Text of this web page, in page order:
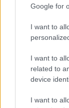
Google for
I want to
I want to
related to
device
I want to
La macchina
ponderazione